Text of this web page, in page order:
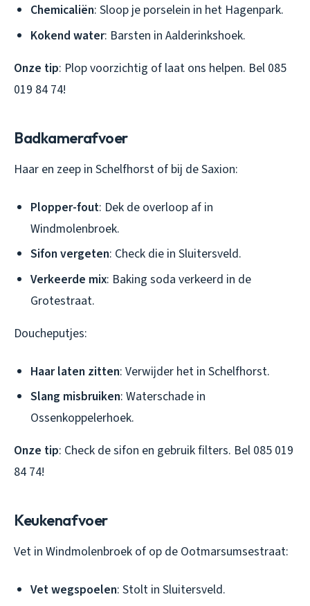
Chemicaliën: Sloop je porselein in het Hagenpark.
Kokend water: Barsten in Aalderinkshoek.
Onze tip: Plop voorzichtig of laat ons helpen. Bel 085
019 84 74!
Badkamerafvoer
Haar en zeep in Schelfhorst of bij de Saxion:
Plopper-fout: Dek de overloop af in
Windmolenbroek.
Sifon vergeten: Check die in Sluitersveld.
Verkeerde mix: Baking soda verkeerd in de
Grotestraat.
Doucheputjes:
Haar laten zitten: Verwijder het in Schelfhorst.
Slang misbruiken: Waterschade in
Ossenkoppelerhoek.
Onze tip: Check de sifon en gebruik filters. Bel 085 019
84 74!
Keukenafvoer
Vet in Windmolenbroek of op de Ootmarsumsestraat:
Vet wegspoelen: Stolt in Sluitersveld.